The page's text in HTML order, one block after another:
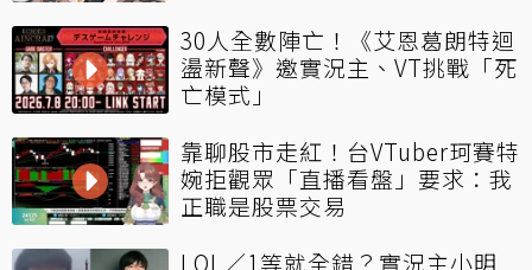
30人全數陣亡！《艾恩葛朗特迴
盪新聲》邀實況主、VT挑戰「死
亡模式」
靠聊股市走紅！台VTuber珂賽特
婉拒觀眾「直播看盤」要求：我
正職是股票交易
LOL／1等就全錯？實況主小明